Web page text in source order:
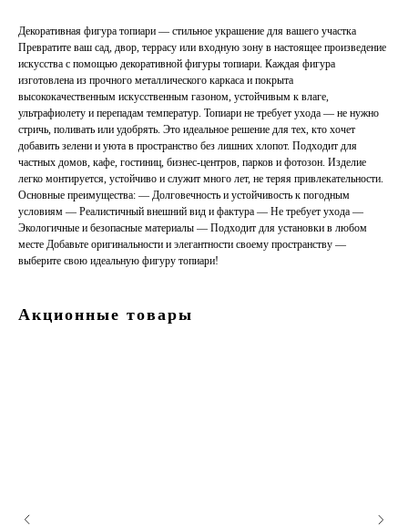
Декоративная фигура топиари — стильное украшение для вашего участка
Превратите ваш сад, двор, террасу или входную зону в настоящее произведение
искусства с помощью декоративной фигуры топиари. Каждая фигура
изготовлена из прочного металлического каркаса и покрыта
высококачественным искусственным газоном, устойчивым к влаге,
ультрафиолету и перепадам температур. Топиари не требует ухода — не нужно
стричь, поливать или удобрять. Это идеальное решение для тех, кто хочет
добавить зелени и уюта в пространство без лишних хлопот. Подходит для
частных домов, кафе, гостиниц, бизнес-центров, парков и фотозон. Изделие
легко монтируется, устойчиво и служит много лет, не теряя привлекательности.
Основные преимущества: — Долговечность и устойчивость к погодным
условиям — Реалистичный внешний вид и фактура — Не требует ухода —
Экологичные и безопасные материалы — Подходит для установки в любом
месте Добавьте оригинальности и элегантности своему пространству —
выберите свою идеальную фигуру топиари!
Акционные товары